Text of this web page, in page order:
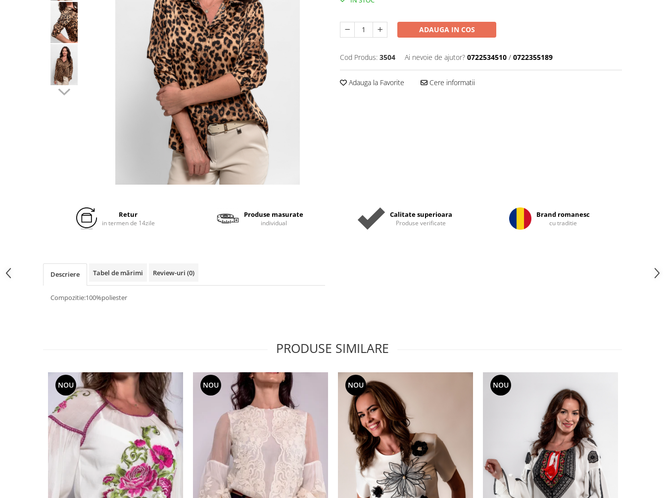
ADAUGA IN COS
Cod Produs: 3504 Ai nevoie de ajutor? 0722534510 / 0722355189
Adauga la Favorite Cere informatii
Retur
in termen de 14zile
Produse masurate
individual
Calitate superioara
Produse verificate
Brand romanesc
cu traditie
Descriere Tabel de mărimi Review-uri (0)
Compozitie:100%poliester
PRODUSE SIMILARE
NOU NOU NOU NOU